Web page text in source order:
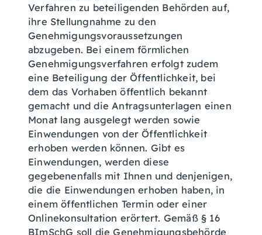
Verfahren zu beteiligenden Behörden auf,
ihre Stellungnahme zu den
Genehmigungsvoraussetzungen
abzugeben. Bei einem förmlichen
Genehmigungsverfahren erfolgt zudem
eine Beteiligung der Öffentlichkeit, bei
dem das Vorhaben öffentlich bekannt
gemacht und die Antragsunterlagen einen
Monat lang ausgelegt werden sowie
Einwendungen von der Öffentlichkeit
erhoben werden können. Gibt es
Einwendungen, werden diese
gegebenenfallsmit Ihnen und denjenigen,
die die Einwendungen erhoben haben, in
einem öffentlichen Termin oder einer
Onlinekonsultation erörtert. Gemäß § 16
BImSchG soll die Genehmigungsbehörde